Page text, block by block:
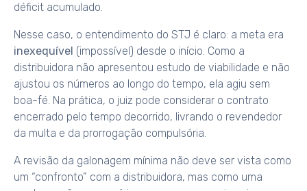
déficit acumulado.
Nesse caso, o entendimento do STJ é claro: a meta era
inexequível (impossível) desde o início. Como a
distribuidora não apresentou estudo de viabilidade e não
ajustou os números ao longo do tempo, ela agiu sem
boa-fé. Na prática, o juiz pode considerar o contrato
encerrado pelo tempo decorrido, livrando o revendedor
da multa e da prorrogação compulsória.
A revisão da galonagem mínima não deve ser vista como
um “confronto” com a distribuidora, mas como uma